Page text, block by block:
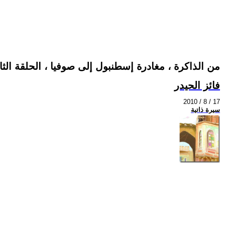
من الذاكرة ، مغادرة إسطنبول إلى صوفيا ، الحلقة
فائز الحيدر
2010 / 8 / 17
سيرة ذاتية